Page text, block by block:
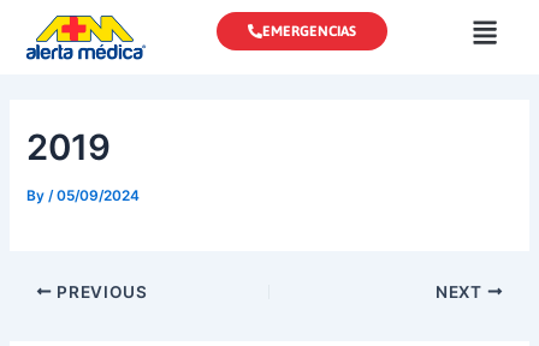
EMERGENCIAS
2019
By/05/09/2024
PREVIOUS NEXT